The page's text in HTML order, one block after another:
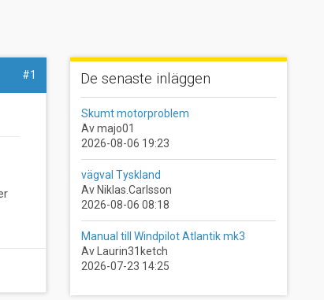
#1 De senaste inläggen
Skumt motorproblem
Av majo01
2026-08-06 19:23
vägval Tyskland
Av Niklas.Carlsson
2026-08-06 08:18
Manual till Windpilot Atlantik mk3
Av Laurin31ketch
2026-07-23 14:25